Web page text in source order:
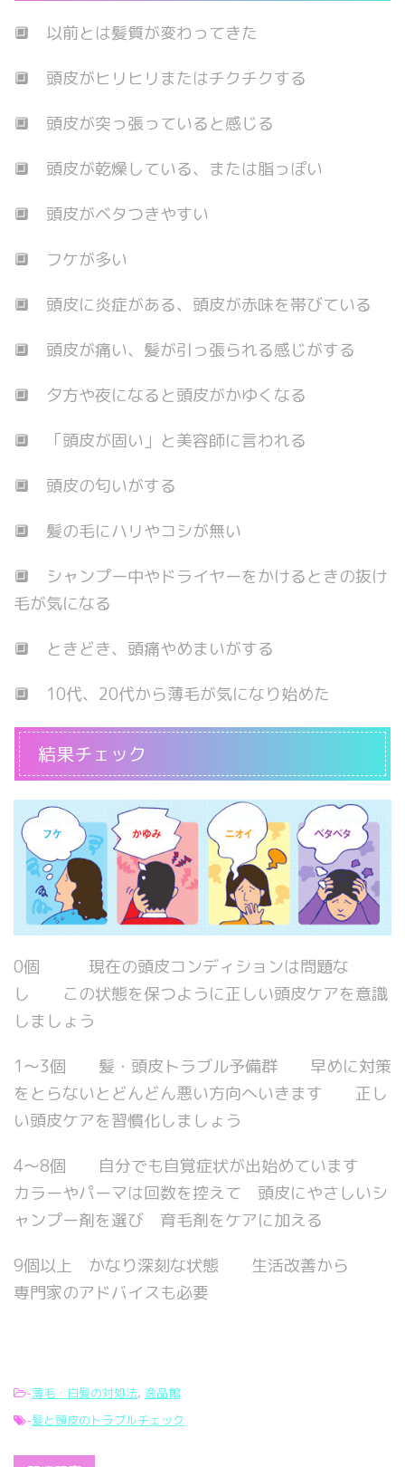
🔲 以前とは髪質が変わってきた
🔲 頭皮がヒリヒリまたはチクチクする
🔲 頭皮が突っ張っていると感じる
🔲 頭皮が乾燥している、または脂っぽい
🔲 頭皮がベタつきやすい
🔲 フケが多い
🔲 頭皮に炎症がある、頭皮が赤味を帯びている
🔲 頭皮が痛い、髪が引っ張られる感じがする
🔲 夕方や夜になると頭皮がかゆくなる
🔲 「頭皮が固い」と美容師に言われる
🔲 頭皮の匂いがする
🔲 髪の毛にハリやコシが無い
🔲 シャンプー中やドライヤーをかけるときの抜け
毛が気になる
🔲 ときどき、頭痛やめまいがする
🔲 10代、20代から薄毛が気になり始めた
結果チェック
0個 現在の頭皮コンディションは問題な
し この状態を保つように正しい頭皮ケアを意識
しましょう
1～3個 髪・頭皮トラブル予備群 早めに対策
をとらないとどんどん悪い方向へいきます 正し
い頭皮ケアを習慣化しましょう
4～8個 自分でも自覚症状が出始めています
カラーやパーマは回数を控えて 頭皮にやさしいシ
ャンプー剤を選び 育毛剤をケアに加える
9個以上 かなり深刻な状態 生活改善から
専門家のアドバイスも必要
-薄毛・白髪の対処法, 逸品館
-髪と頭皮のトラブルチェック